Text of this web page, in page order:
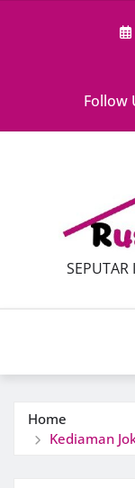
Follow
SEPUTAR
Home
Kediaman